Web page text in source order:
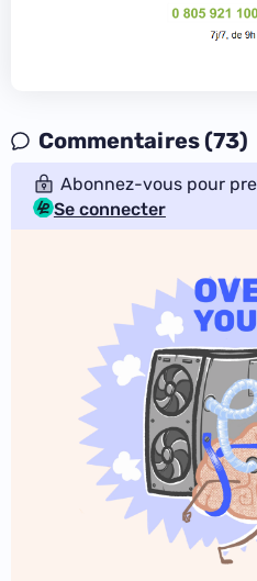
Commentaires (73)
Abonnez-vous pour
Se connecter